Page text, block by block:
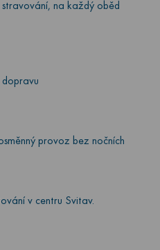
stravování, na každý oběd
dopravu
provoz bez nočních
v centru Svitav.